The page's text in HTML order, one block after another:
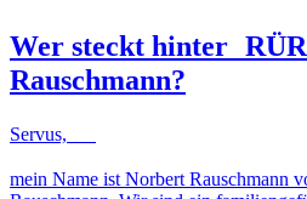
Wer steckt hinter
Rauschmann?
Servus,
mein Name ist Norbert Rauschmann